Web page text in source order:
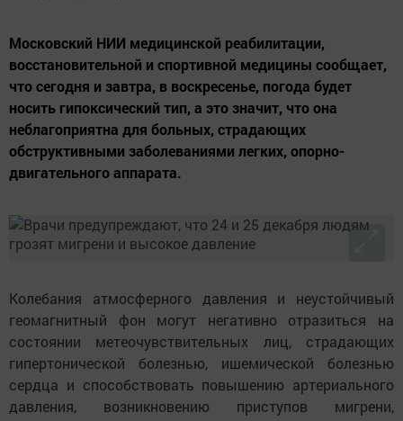
Московский НИИ медицинской реабилитации,
восстановительной и спортивной медицины сообщает,
что сегодня и завтра, в воскресенье, погода будет
носить гипоксический тип, а это значит, что она
неблагоприятна для больных, страдающих
обструктивными заболеваниями легких, опорно-
двигательного аппарата.
Колебания атмосферного давления и неустойчивый
геомагнитный фон могут негативно отразиться на
состоянии метеочувствительных лиц, страдающих
гипертонической болезнью, ишемической болезнью
сердца и способствовать повышению артериального
давления, возникновению приступов мигрени,